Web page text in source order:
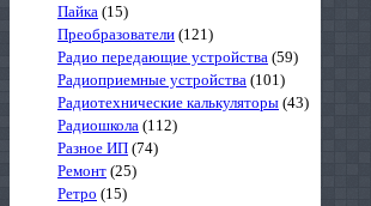
Пайка (15)
Преобразователи (121)
Радио передающие устройства (59)
Радиоприемные устройства (101)
Радиотехнические калькуляторы (43)
Радиошкола (112)
Разное ИП (74)
Ремонт (25)
Ретро (15)